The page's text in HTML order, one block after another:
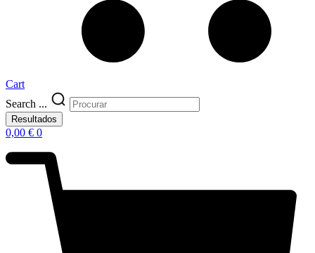
Cart
Search ...
Resultados
0,00 € 0